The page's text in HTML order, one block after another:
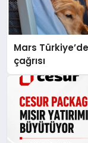
Mars
çağrısı